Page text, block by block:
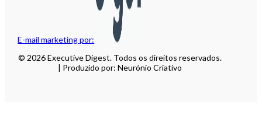
E-mail marketing por:
© 2026 Executive Digest. Todos os direitos reservados.
| Produzido por: Neurónio Criativo